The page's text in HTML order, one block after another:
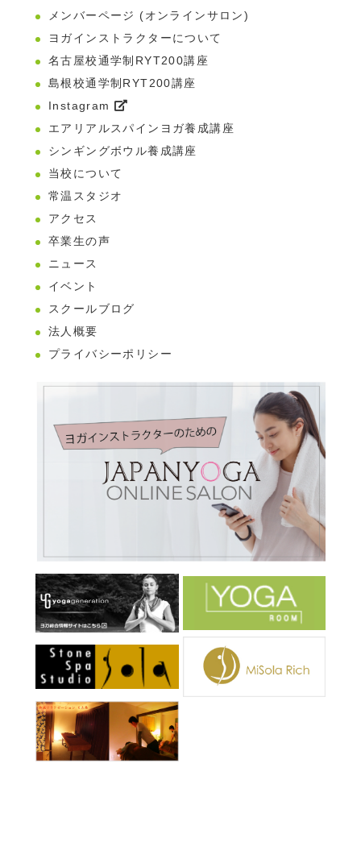
メンバーページ (オンラインサロン)
ヨガインストラクターについて
名古屋校通学制RYT200講座
島根校通学制RYT200講座
Instagram
エアリアルスパインヨガ養成講座
シンギングボウル養成講座
当校について
常温スタジオ
アクセス
卒業生の声
ニュース
イベント
スクールブログ
法人概要
プライバシーポリシー